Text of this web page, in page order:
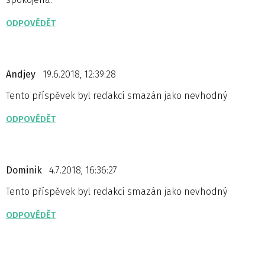
ODPOVĚDĚT
Andjey
19.6.2018, 12:39:28
Tento příspěvek byl redakcí smazán jako nevhodný
ODPOVĚDĚT
Dominik
4.7.2018, 16:36:27
Tento příspěvek byl redakcí smazán jako nevhodný
ODPOVĚDĚT